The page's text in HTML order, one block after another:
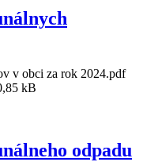
v obci za rok 2024.pdf
kB
odpadu